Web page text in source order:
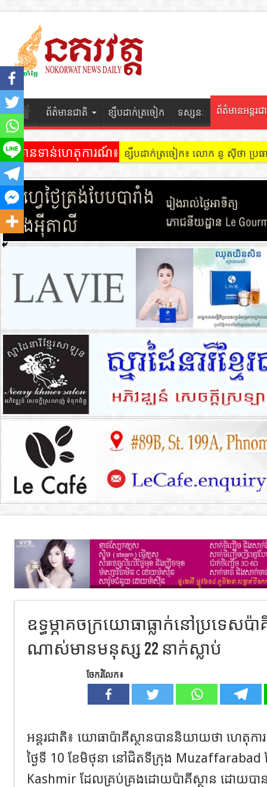
ព័ត៌មានជាតិ ខ្សឹបដាក់ត្រចៀក ទស្សនៈ ព័ត៌មានអន្តរជ
ព័ត៌មានទាន់ហេតុការណ៍៖ ខ្សឹបដាក់ត្រចៀក៖ លោក នូ សុីថា ប្រធា
ខ្សឹបដាក់ត្រចៀក ៖ អគារ Sky 31
ឧទ្ធម្ភាគចក្រយោធាធ្លាក់នៅប្រទេស
ណាស់មានមនុស្ស 22 នាក់ស្លាប់
ចែករំលែក៖
អន្ដរជាតិ៖ យោធាប៉ាគីស្ថានបាននិយាយថា ហេតុក
ថ្ងៃទី 10 ខែមិថុនា នៅជិតទីក្រុង Muzaffarabad
Kashmir ដែលគ្រប់គ្រងដោយប៉ាគីស្ថាន ដោយបា